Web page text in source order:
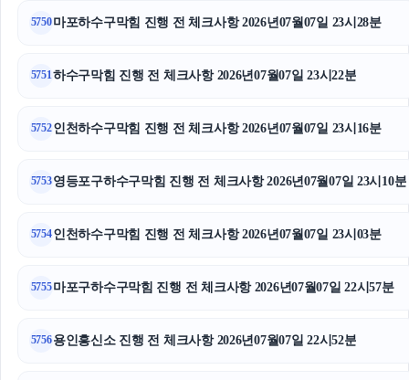
말기암요양병원
서울마약변호사
5750마포하수구막힘 진행 전 체크사항 2026년07월07일 23시28분
5751하수구막힘 진행 전 체크사항 2026년07월07일 23시22분
5752인천하수구막힘 진행 전 체크사항 2026년07월07일 23시16분
5753영등포구하수구막힘 진행 전 체크사항 2026년07월07일 23시10분
5754인천하수구막힘 진행 전 체크사항 2026년07월07일 23시03분
5755마포구하수구막힘 진행 전 체크사항 2026년07월07일 22시57분
5756용인흥신소 진행 전 체크사항 2026년07월07일 22시52분